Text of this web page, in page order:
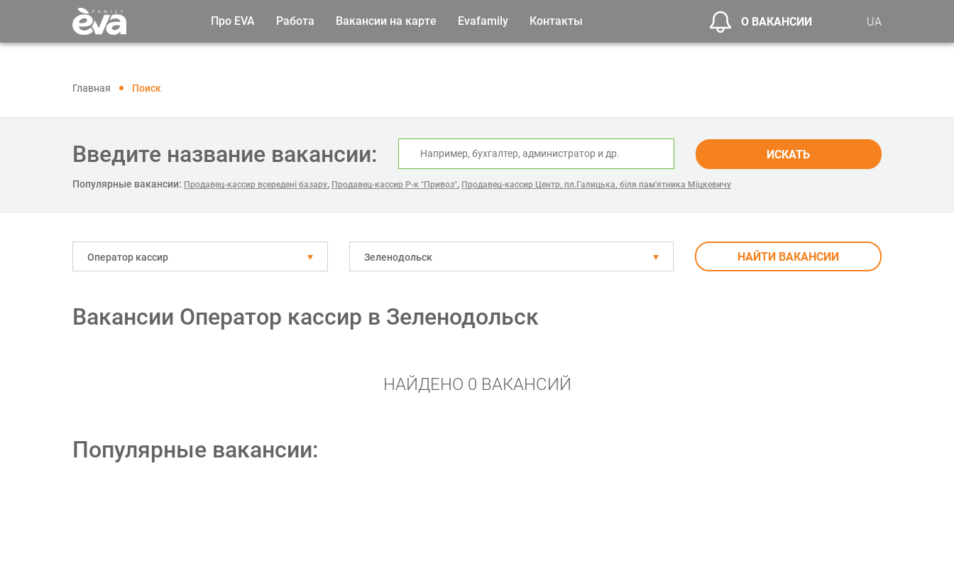
Про EVA Работа Вакансии на карте Evafamily Контакты О ВАКАНСИИ UA
Главная Поиск
Введите название вакансии: ИСКАТЬ
Популярные вакансии: Продавец-кассир всередені базару, Продавец-кассир Р-к "Привоз", Продавец-кассир Центр, пл.Галицька, біля пам'ятника Міцкевичу
Оператор кассир Зеленодольск НАЙТИ ВАКАНСИИ
Вакансии Оператор кассир в Зеленодольск
НАЙДЕНО 0 ВАКАНСИЙ
Популярные вакансии: